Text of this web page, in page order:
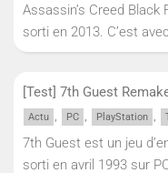
Assassin’s Creed
sorti en 2013. C’est
[Test] 7th Guest
Actu , PC , PlayStation ,
7th Guest est un jeu
sorti en avril 1993 sur